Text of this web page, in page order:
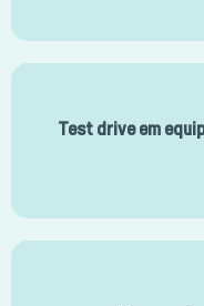
Test drive em